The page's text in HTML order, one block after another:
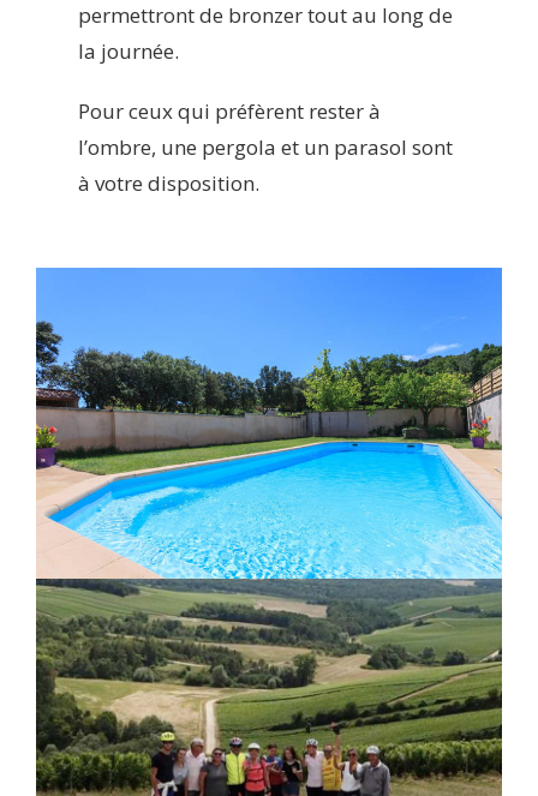
permettront de bronzer tout au long de
la journée.
Pour ceux qui préfèrent rester à
l’ombre, une pergola et un parasol sont
à votre disposition.